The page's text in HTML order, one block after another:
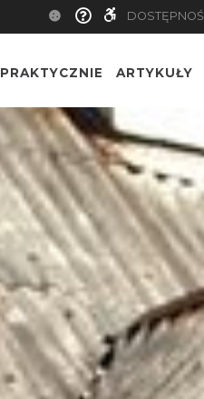
PRAKTYCZNIE ARTYKUŁY